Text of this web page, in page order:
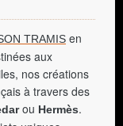
TRAMIS en
aux
nos créations
à travers des
ou Hermès.